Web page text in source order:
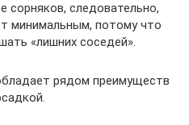
сорняков, следовательно,
минимальным, потому что
«лишних соседей».
рядом преимуществ